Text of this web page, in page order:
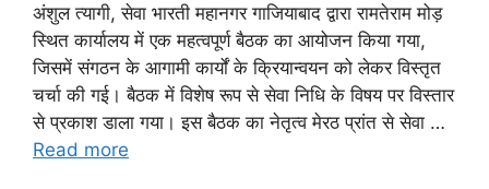
अंशुल त्यागी, सेवा भारती महानगर गाजियाबाद द्वारा रामतेराम मोड़
स्थित कार्यालय में एक महत्वपूर्ण बैठक का आयोजन किया गया,
जिसमें संगठन के आगामी कार्यों के क्रियान्वयन को लेकर विस्तृत
चर्चा की गई। बैठक में विशेष रूप से सेवा निधि के विषय पर विस्तार
से प्रकाश डाला गया। इस बैठक का नेतृत्व मेरठ प्रांत से सेवा …
Read more